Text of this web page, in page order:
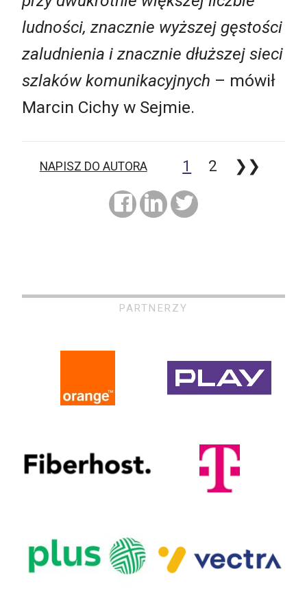
ludności, znacznie wyższej gęstości
zaludnienia i znacznie dłuższej sieci
szlaków komunikacyjnych – mówił
Marcin Cichy w Sejmie.
NAPISZ DO AUTORA 1 2 ❯❯
PARTNERZY